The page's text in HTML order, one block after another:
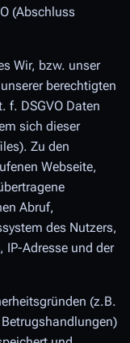
(Abschluss
Wir, bzw. unser
berechtigten
f. DSGVO Daten
sich dieser
Zu den
Webseite,
Abruf,
des Nutzers,
IP-Adresse und der
(z.B.